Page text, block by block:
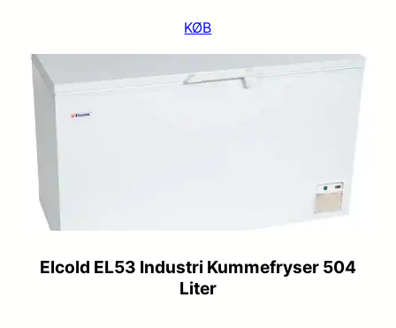
KØB
Elcold EL53 Industri Kummefryser 504
Liter